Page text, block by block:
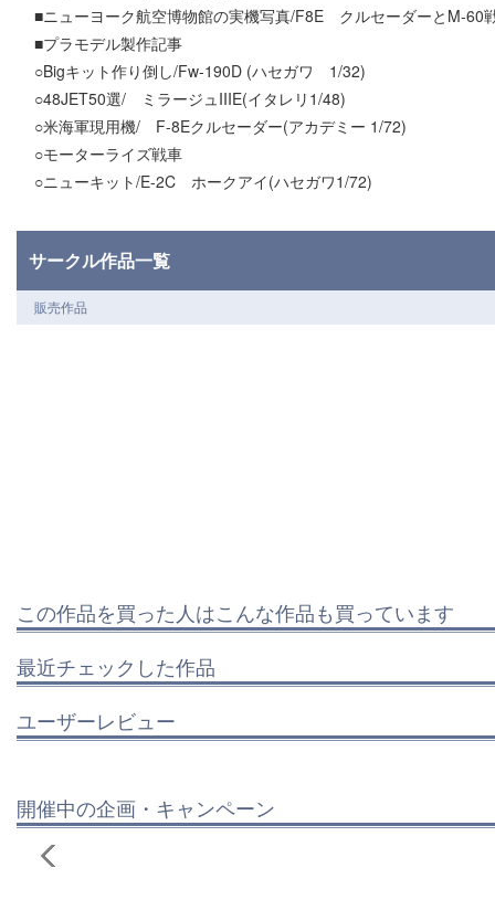
■ニューヨーク航空博物館の実機写真/F8E クルセーダーとM-60
■プラモデル製作記事
○Bigキット作り倒し/Fw-190D (ハセガワ 1/32)
○48JET50選/ ミラージュIIIE(イタレリ1/48)
○米海軍現用機/ F-8Eクルセーダー(アカデミー 1/72)
○モーターライズ戦車
○ニューキット/E-2C ホークアイ(ハセガワ1/72)
サークル作品一覧
販売作品
この作品を買った人はこんな作品も買っています
最近チェックした作品
ユーザーレビュー
開催中の企画・キャンペーン